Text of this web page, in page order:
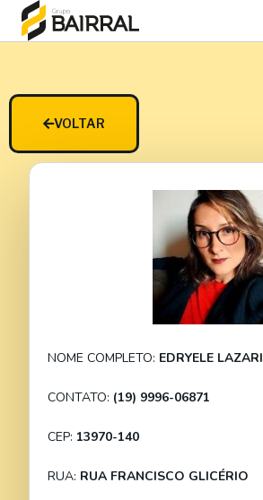
VOLTAR
NOME COMPLETO: EDRYELE LAZARI
CONTATO: (19) 9996-06871
CEP: 13970-140
RUA: RUA FRANCISCO GLICÉRIO